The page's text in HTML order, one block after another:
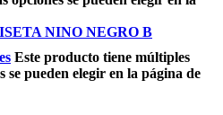
Este producto tiene múltiples
se pueden elegir en la página de